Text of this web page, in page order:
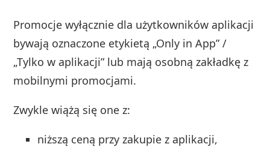
Promocje wyłącznie dla użytkowników aplikacji
bywają oznaczone etykietą „Only in App” /
„Tylko w aplikacji” lub mają osobną zakładkę z
mobilnymi promocjami.
Zwykle wiążą się one z:
niższą ceną przy zakupie z aplikacji,